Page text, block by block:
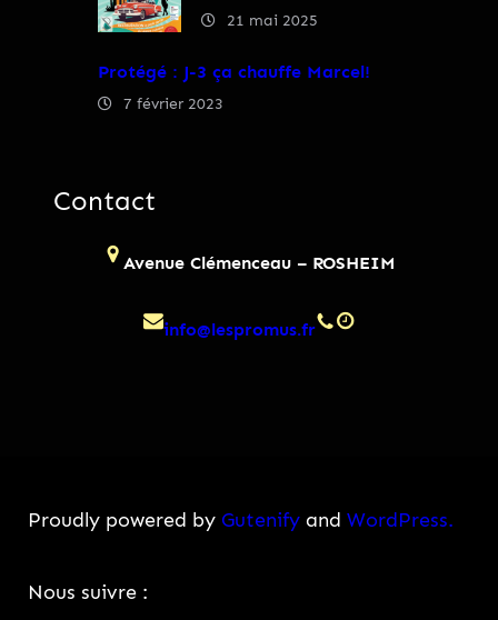
21 mai 2025
Protégé : J-3 ça chauffe Marcel!
7 février 2023
Contact
Avenue Clémenceau – ROSHEIM
info@lespromus.fr
Proudly powered by Gutenify and WordPress.
Nous suivre :